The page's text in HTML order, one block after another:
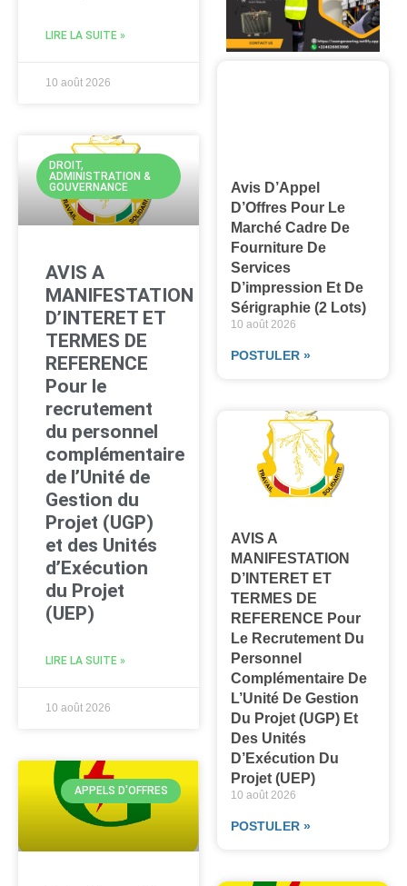
LIRE LA SUITE »
10 août 2026
DROIT,
ADMINISTRATION &
GOUVERNANCE
AVIS A
MANIFESTATION
D’INTERET ET
TERMES DE
REFERENCE
Pour le
recrutement
du personnel
complémentaire
de l’Unité de
Gestion du
Projet (UGP)
et des Unités
d’Exécution
du Projet
(UEP)
LIRE LA SUITE »
10 août 2026
APPELS D'OFFRES
Avis D’Appel
D’Offres Pour Le
Marché Cadre De
Fourniture De
Services
D’impression Et De
Sérigraphie (2 Lots)
10 août 2026
POSTULER »
AVIS A
MANIFESTATION
D’INTERET ET
TERMES DE
REFERENCE Pour
Le Recrutement Du
Personnel
Complémentaire De
L’Unité De Gestion
Du Projet (UGP) Et
Des Unités
D’Exécution Du
Projet (UEP)
10 août 2026
POSTULER »